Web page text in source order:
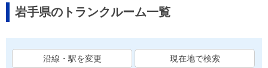
岩手県のトランクルーム一覧
沿線・駅を変更 現在地で検索